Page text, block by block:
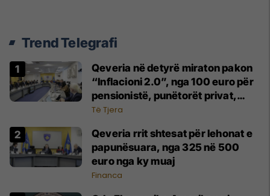
Trend Telegrafi
Qeveria në detyrë miraton pakon
“Inflacioni 2.0”, nga 100 euro për
pensionistë, punëtorët privat,
fëmijë dhe studentë
Të Tjera
Qeveria rrit shtesat për lehonat e
papunësuara, nga 325 në 500
euro nga ky muaj
Financa